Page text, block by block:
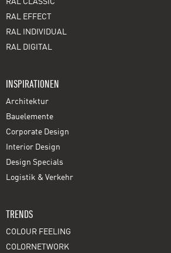
RAL EFFECT
RAL INDIVIDUAL
RAL DIGITAL
INSPIRATIONEN
Architektur
Bauelemente
Corporate Design
Interior Design
Design Specials
Logistik & Verkehr
TRENDS
COLOUR FEELING
COLORNETWORK